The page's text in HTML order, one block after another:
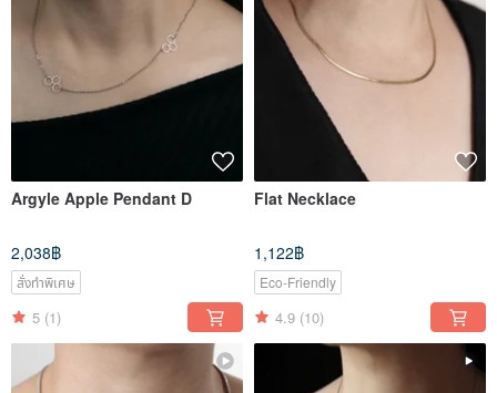
Argyle Apple Pendant D
2,038฿
สั่งทำพิเศษ
5 (1)
Flat Necklace
1,122฿
Eco-Friendly
4.9 (10)